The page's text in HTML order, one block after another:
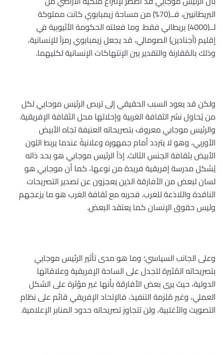
البريطانيين، فــ(70%) من مساحة زيمبابوي كانت مملوكة
لــ(4000
)بريطاني فقط. وما فعلته الحكومة الأثيوبية في
إقليم (أجنادين) الصومالي، قد يجعل زيمبابوي رمزاً للإنسانية،
وذلك بالمُقارنة والتقدير بين الإنتهاكات الإنسانية لكليهما.
ولكن قد يعود السبب الحقيقي إلى تربص الرئيس موجابي لكل
من يُحاول نشر الثقافة الغربية وإحلالها محل الثقافة الإفريقية.
والرئيس موجابي معروف بتصريحاته العنيفة تجاه الأبيض
الأوربي، وهو لا يتردد أمام جمهوره وعلانيةً عندما يربط اللون
الأبيض بثقافة الجنس الثالث. إذاً الرئيس موجابي هو بحد ذاته
يُشكل مدرسة إفريقية فريدة من نوعها، كما أن موجابي هو
لسان لبعض من الأفارقة الذين يعجزون عن تصدير التصريحات
الناقدة واللاذعة للغرب. فحربه مع ثقافة الغرب هو ما يزعجهم
وليس حقوق الإنسان كما يعتقد البعض.
وعلى الجانب السياسي؛ وما هو مدى تأثير الرئيس موجابي
بتصريحاته المُثيرة للجدل على الساحة الإفريقية وعلاقاتها
الدولية، حيث يرى بعض الأفارقة بأنها غير مؤثرة على الشكل
العملي، وغير مُلزمة التنفيذ، فالإتحاد الإفريقي قائم على نظام
التصويت والأغلبية، ولن تتجاوز تصريحاته حدود المنابر الإعلامية.